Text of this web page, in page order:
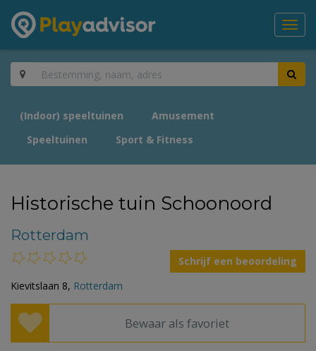
(Indoor) speeltuinen
Amusement
Speeltuinen
Sport & Fitness
Historische tuin Schoonoord
Rotterdam
Schrijf een beoordeling
Kievitslaan 8, Rotterdam
Bewaar als favoriet